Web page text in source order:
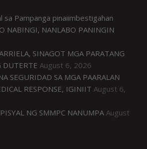
sa Pampanga pinaiimbestigahan
NABINGI, NANLABO PANINGIN
SINAGOT MGA PARATANG
DUTERTE August 6, 2026
SEGURIDAD SA MGA PAARALAN
RESPONSE, IGINIIT August 6,
NG SMMPC NANUMPA August